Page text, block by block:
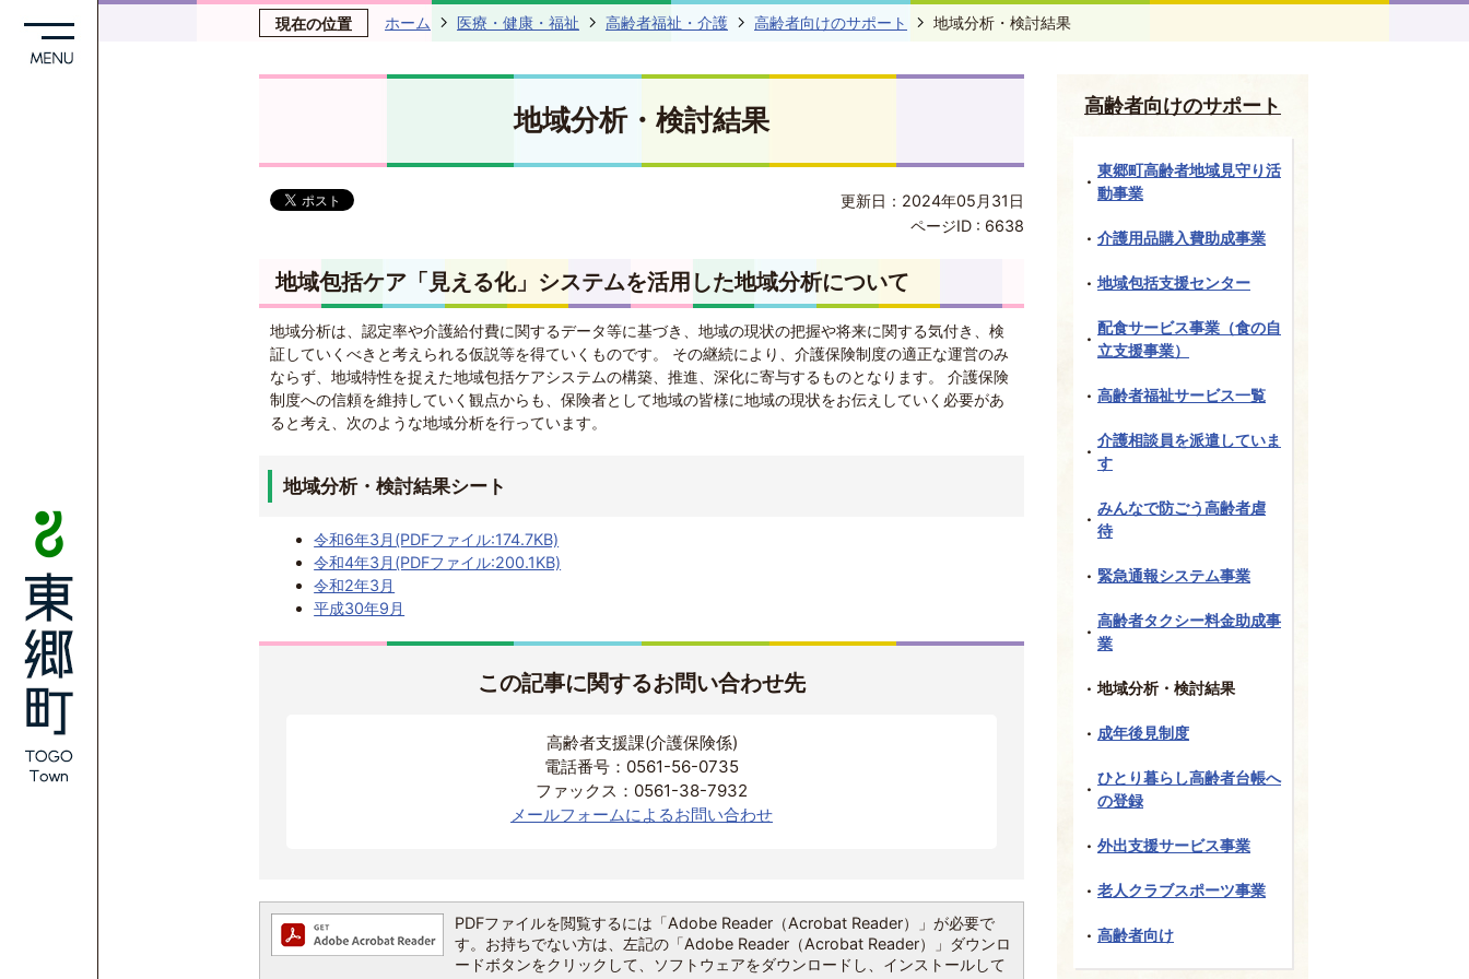
現在の位置 ホーム 医療・健康・福祉 高齢者福祉・介護 高齢者向けのサポート 地域分析・検討結果
地域分析・検討結果
更新日：2024年05月31日
ページID : 6638
地域包括ケア「見える化」システムを活用した地域分析について
地域分析は、認定率や介護給付費に関するデータ等に基づき、地域の現状の把握や将来に関する気付き、検
証していくべきと考えられる仮説等を得ていくものです。 その継続により、介護保険制度の適正な運営のみ
ならず、地域特性を捉えた地域包括ケアシステムの構築、推進、深化に寄与するものとなります。 介護保険
制度への信頼を維持していく観点からも、保険者として地域の皆様に地域の現状をお伝えしていく必要があ
ると考え、次のような地域分析を行っています。
地域分析・検討結果シート
令和6年3月(PDFファイル:174.7KB)
令和4年3月(PDFファイル:200.1KB)
令和2年3月
平成30年9月
この記事に関するお問い合わせ先
高齢者支援課(介護保険係)
電話番号：0561-56-0735
ファックス：0561-38-7932
メールフォームによるお問い合わせ
PDFファイルを閲覧するには「Adobe Reader（Acrobat Reader）」が必要で
す。お持ちでない方は、左記の「Adobe Reader（Acrobat Reader）」ダウンロ
ードボタンをクリックして、ソフトウェアをダウンロードし、インストールして
高齢者向けのサポート
東郷町高齢者地域見守り活
動事業
介護用品購入費助成事業
地域包括支援センター
配食サービス事業（食の自
立支援事業）
高齢者福祉サービス一覧
介護相談員を派遣していま
す
みんなで防ごう高齢者虐
待
緊急通報システム事業
高齢者タクシー料金助成事
業
地域分析・検討結果
成年後見制度
ひとり暮らし高齢者台帳へ
の登録
外出支援サービス事業
老人クラブスポーツ事業
高齢者向け